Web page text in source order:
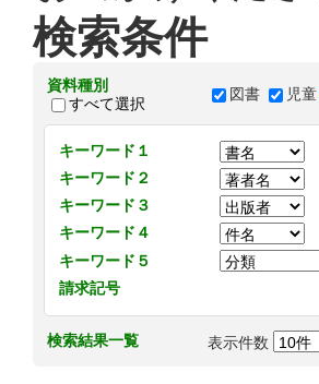
検索条件
資料種別
すべて選択
図書 児童
キーワード１
キーワード２
キーワード３
キーワード４
キーワード５
請求記号
検索結果一覧 表示件数